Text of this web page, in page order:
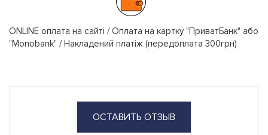
ONLINE оплата на сайті / Оплата на картку "ПриватБанк" або
"Monobank" / Накладений платіж (передоплата 300грн)
ОСТАВИТЬ ОТЗЫВ